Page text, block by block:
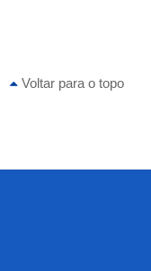
Voltar para o topo